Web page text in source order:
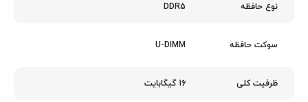
نوع حافظه DDR5
سوکت حافظه U-DIMM
ظرفیت کلی 16 گیگابایت